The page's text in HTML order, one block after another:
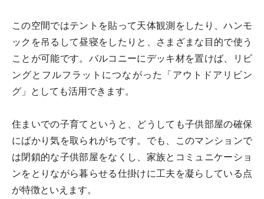
この空間ではテントを貼って天体観測をしたり、ハンモ
ックを吊るして昼寝をしたりと、さまざまな目的で使う
ことが可能です。バルコニーにデッキ材を置けば、リビ
ングとフルフラットにつながった「アウトドアリビン
グ」としても活用できます。
住まいでの子育てというと、どうしても子供部屋の確保
にばかり気を取られがちです。でも、このマンションで
は閉鎖的な子供部屋をなくし、家族とコミュニケーショ
ンをとりながら暮らせる仕掛けに工夫を凝らしている点
が特徴といえます。